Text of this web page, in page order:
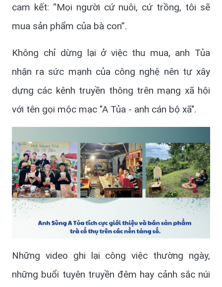
cam kết: “Mọi người cứ nuôi, cứ trồng, tôi sẽ
mua sản phẩm của bà con”.
Không chỉ dừng lại ở việc thu mua, anh Tủa
nhận ra sức mạnh của công nghệ nên tự xây
dựng các kênh truyền thông trên mạng xã hội
với tên gọi mộc mạc "A Tủa - anh cán bộ xã".
Những video ghi lại công việc thường ngày,
những buổi tuyên truyền đêm hay cảnh sắc núi